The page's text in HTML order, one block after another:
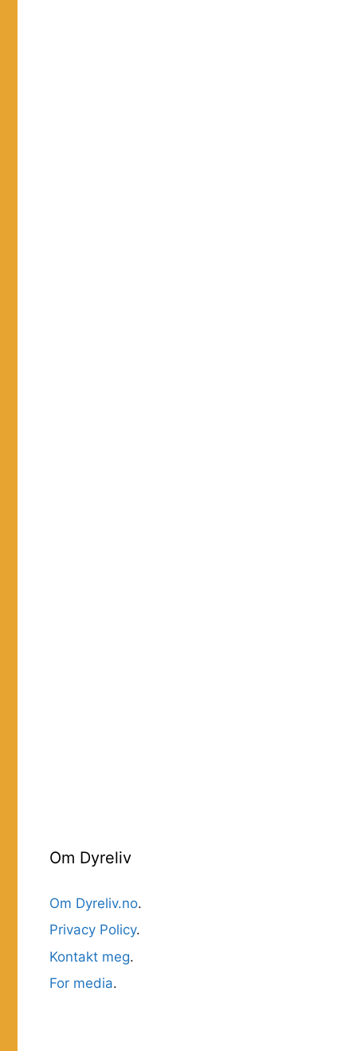
Om Dyreliv
Om Dyreliv.no.
Privacy Policy.
Kontakt meg.
For media.